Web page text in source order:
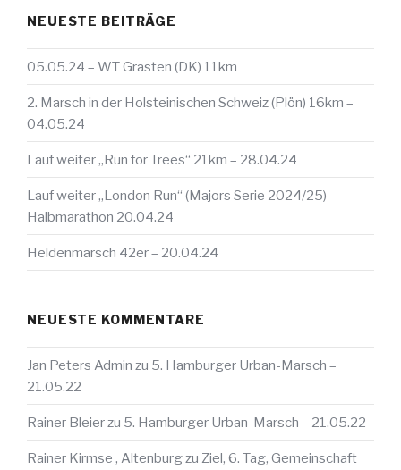
NEUESTE BEITRÄGE
05.05.24 – WT Grasten (DK) 11km
2. Marsch in der Holsteinischen Schweiz (Plön) 16km –
04.05.24
Lauf weiter „Run for Trees“ 21km – 28.04.24
Lauf weiter „London Run“ (Majors Serie 2024/25)
Halbmarathon 20.04.24
Heldenmarsch 42er – 20.04.24
NEUESTE KOMMENTARE
Jan Peters Admin zu 5. Hamburger Urban-Marsch –
21.05.22
Rainer Bleierzu 5. Hamburger Urban-Marsch – 21.05.22
Rainer Kirmse , Altenburgzu Ziel, 6. Tag, Gemeinschaft